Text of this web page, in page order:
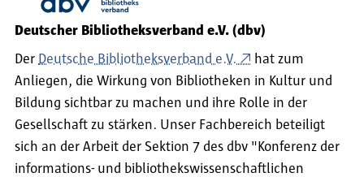
Deutscher Bibliotheksverband e.V. (dbv)
Der Deutsche Bibliotheksverband e.V.
hat zum
Anliegen, die Wirkung von Bibliotheken in Kultur und
Bildung sichtbar zu machen und ihre Rolle in der
Gesellschaft zu stärken. Unser Fachbereich beteiligt
sich an der Arbeit der Sektion 7 des dbv "Konferenz der
informations- und bibliothekswissenschaftlichen